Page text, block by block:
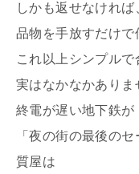
しかも返せなければ
品物を手放すだけで
これ以上シンプルで
実はなかなかありま
終電が遅い地下鉄が
「夜の街の最後の
質屋は